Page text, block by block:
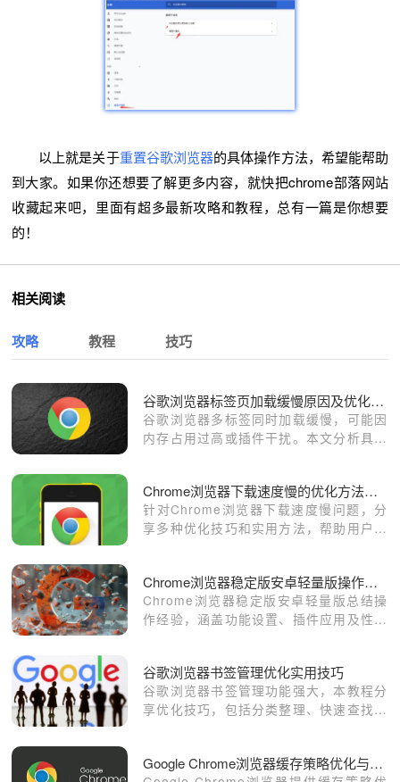
以上就是关于重置谷歌浏览器的具体操作方法，希望能帮助
到大家。如果你还想要了解更多内容，就快把chrome部落网站
收藏起来吧，里面有超多最新攻略和教程，总有一篇是你想要
的！
相关阅读
攻略 教程 技巧
谷歌浏览器标签页加载缓慢原因及优化措施详解
谷歌浏览器多标签同时加载缓慢，可能因
内存占用过高或插件干扰。本文分析具体
Chrome浏览器下载速度慢的优化方法和技巧
针对Chrome浏览器下载速度慢问题，分
享多种优化技巧和实用方法，帮助用户提
Chrome浏览器稳定版安卓轻量版操作经验详解
Chrome浏览器稳定版安卓轻量版总结操
作经验，涵盖功能设置、插件应用及性能
谷歌浏览器书签管理优化实用技巧
谷歌浏览器书签管理功能强大，本教程分
享优化技巧，包括分类整理、快速查找和
Google Chrome浏览器缓存策略优化与加载加速技巧